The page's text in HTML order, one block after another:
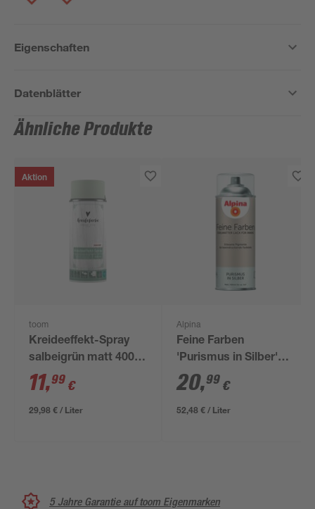
Eigenschaften
Datenblätter
Ähnliche Produkte
Aktion
toom
Kreideeffekt-Spray
salbeigrün matt 400
ml
11,99 €
29,98 € / Liter
Alpina
Feine Farben
'Purismus in Silber'
silber matt 400 ml
20,99 €
52,48 € / Liter
5 Jahre Garantie auf toom Eigenmarken